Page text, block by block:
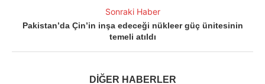
Sonraki Haber
Pakistan’da Çin’in inşa edeceği nükleer güç ünitesinin
temeli atıldı
DİĞER HABERLER